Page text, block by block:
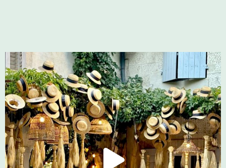
HOME IMPRESSUM DATENSCHUTZ
KONTAKT
BLOGDESIGN – JW KREATIVAGENTUR